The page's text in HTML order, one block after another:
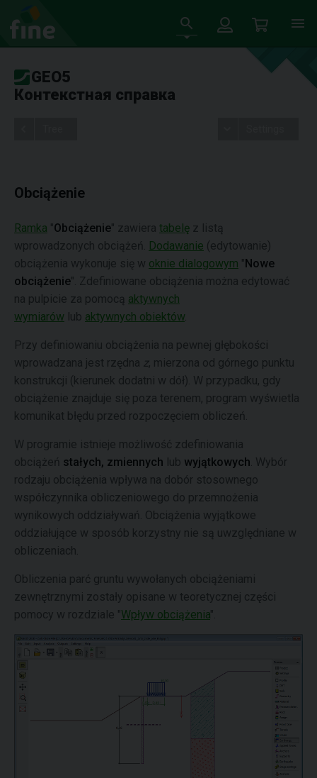
GEO5
Контекстная справка
Obciążenie
Ramka "Obciążenie" zawiera tabelę z listą
wprowadzonych obciążeń. Dodawanie (edytowanie)
obciążenia wykonuje się w oknie dialogowym "Nowe
obciążenie". Zdefiniowane obciążenia można edytować
na pulpicie za pomocą aktywnych
wymiarów lub aktywnych obiektów
Przy definiowaniu obciążenia na pewnej głębokości
wprowadzana jest rzędna z, mierzona od górnego punktu
konstrukcji (kierunek dodatni w dół). W przypadku, gdy
obciążenie znajduje się poza terenem, program wyświetla
komunikat błędu przed rozpoczęciem obliczeń.
W programie istnieje możliwość zdefiniowania
obciążeń stałych, zmiennych lub wyjątkowych . Wybór
rodzaju obciążenia wpływa na dobór stosownego
współczynnika obliczeniowego do przemnożenia
wynikowych oddziaływań. Obciążenia wyjątkowe
oddziałujące w sposób korzystny nie są uwzględniane w
obliczeniach.
Obliczenia parć gruntu wywołanych obciążeniami
zewnętrznymi zostały opisane w teoretycznej części
pomocy w rozdziale "Wpływ obciążenia".